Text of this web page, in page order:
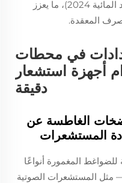
مقاومة التدفق (مراجعة تقنية الموارد المائية 2024)، ما يعزز
المعقدة.
في محطات
أجهزة استشعار
دقيقة
الغاطسة عن
المستشعرات
المغمورة أنواعًا
مثل المستشعرات الصوتية